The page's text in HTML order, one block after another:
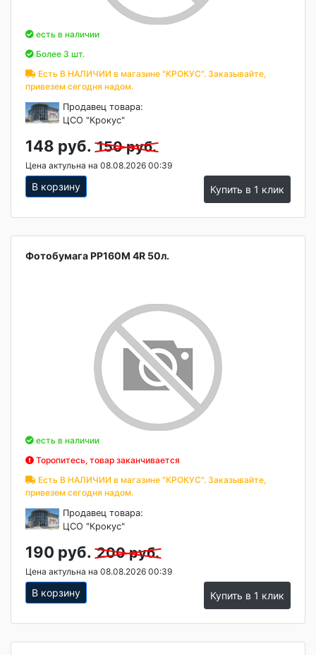
есть в наличии
Более 3 шт.
Есть В НАЛИЧИИ в магазине "КРОКУС". Заказывайте,
привезем сегодня надом.
Продавец товара:
ЦСО "Крокус"
148 руб. 150 руб.
Цена актульна на 08.08.2026 00:39
В корзину Купить в 1 клик
Фотобумага PP160M 4R 50л.
есть в наличии
Торопитесь, товар заканчивается
Есть В НАЛИЧИИ в магазине "КРОКУС". Заказывайте,
привезем сегодня надом.
Продавец товара:
ЦСО "Крокус"
190 руб. 200 руб.
Цена актульна на 08.08.2026 00:39
В корзину Купить в 1 клик